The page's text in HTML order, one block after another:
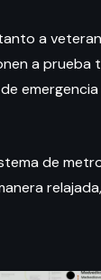
a
a prueba
emergencia
de